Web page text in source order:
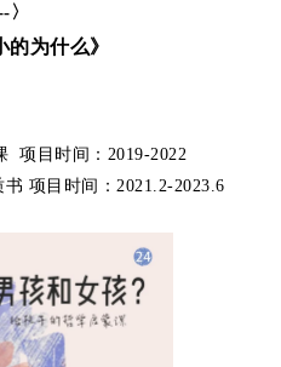
〉
的为什么》
项目时间：2019-2022
书 项目时间：2021.2-2023.6